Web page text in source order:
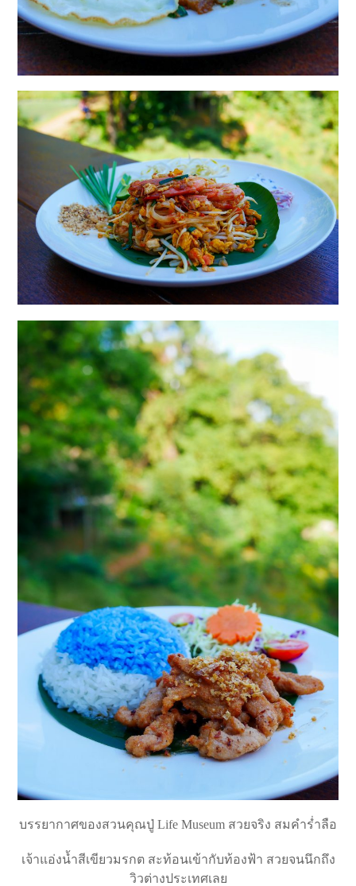
บรรยากาศของสวนคุณปู่ Life Museum สวยจริง สมคำร่ำลือ
เจ้าแอ่งน้ำสีเขียวมรกต สะท้อนเข้ากับท้องฟ้า สวยจนนึกถึง
วิวต่างประเทศเลย